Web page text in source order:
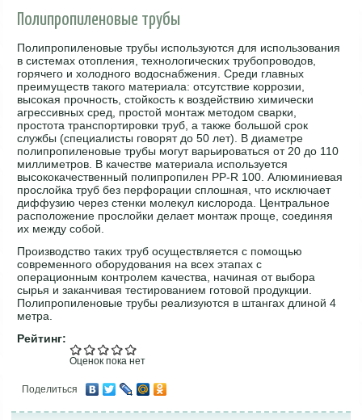
Полипропиленовые трубы
Полипропиленовые трубы используются для использования
в системах отопления, технологических трубопроводов,
горячего и холодного водоснабжения. Среди главных
преимуществ такого материала: отсутствие коррозии,
высокая прочность, стойкость к воздействию химически
агрессивных сред, простой монтаж методом сварки,
простота транспортировки труб, а также большой срок
службы (специалисты говорят до 50 лет). В диаметре
полипропиленовые трубы могут варьироваться от 20 до 110
миллиметров. В качестве материала используется
высококачественный полипропилен PP-R 100. Алюминиевая
прослойка труб без перфорации сплошная, что исключает
диффузию через стенки молекул кислорода. Центральное
расположение прослойки делает монтаж проще, соединяя
их между собой.
Производство таких труб осуществляется с помощью
современного оборудования на всех этапах с
операционным контролем качества, начиная от выбора
сырья и заканчивая тестированием готовой продукции.
Полипропиленовые трубы реализуются в штангах длиной 4
метра.
Рейтинг:
Оценок пока нет
Поделиться